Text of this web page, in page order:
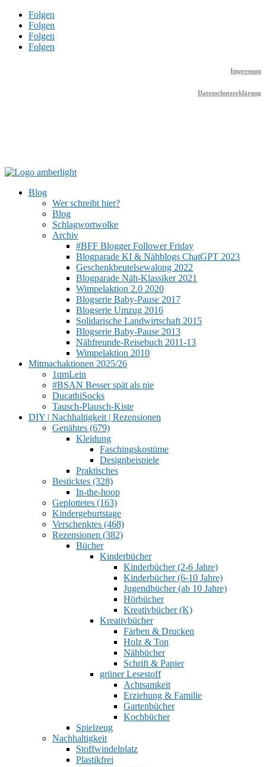
Folgen
Folgen
Folgen
Folgen
Impressum
Datenschutzerklärung
Blog
Wer schreibt hier?
Blog
Schlagwortwolke
Archiv
#BFF Blogger Follower Friday
Blogparade KI & Nähblogs ChatGPT 2023
Geschenkbeutelsewalong 2022
Blogparade Näh-Klassiker 2021
Wimpelaktion 2.0 2020
Blogserie Baby-Pause 2017
Blogserie Umzug 2016
Solidarische Landwirtschaft 2015
Blogserie Baby-Pause 2013
Nähfreunde-Reisebuch 2011-13
Wimpelaktion 2010
Mitmachaktionen 2025/26
1qmLein
#BSAN Besser spät als nie
DucathiSocks
Tausch-Plausch-Kiste
DIY | Nachhaltigkeit | Rezensionen
Genähtes (679)
Kleidung
Faschingskostüme
Designbeispiele
Praktisches
Besticktes (328)
In-the-hoop
Geplottetes (163)
Kindergeburtstage
Verschenktes (468)
Rezensionen (382)
Bücher
Kinderbücher
Kinderbücher (2-6 Jahre)
Kinderbücher (6-10 Jahre)
Jugendbücher (ab 10 Jahre)
Hörbücher
Kreativbücher (K)
Kreativbücher
Färben & Drucken
Holz & Ton
Nähbücher
Schrift & Papier
grüner Lesestoff
Achtsamkeit
Erziehung & Familie
Gartenbücher
Kochbücher
Spielzeug
Nachhaltigkeit
Stoffwindelplatz
Plastikfrei